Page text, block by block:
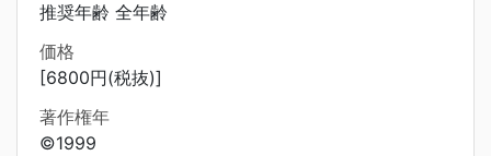
推奨年齢 全年齢
価格
[6800円(税抜)]
著作権年
©1999